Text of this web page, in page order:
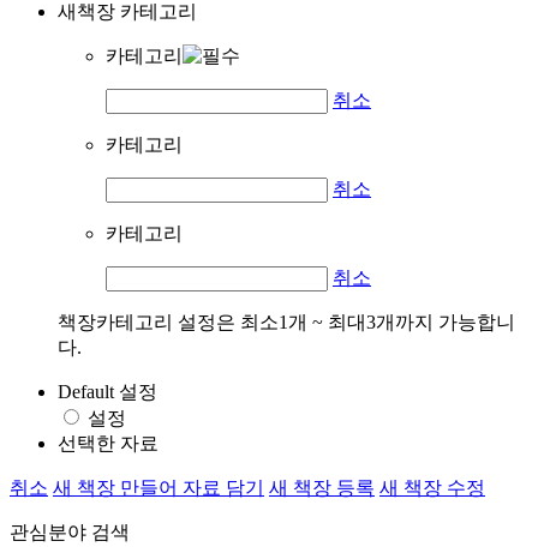
새책장 카테고리
카테고리
취소
카테고리
취소
카테고리
취소
책장카테고리 설정은 최소1개 ~ 최대3개까지 가능합니
다.
Default 설정
설정
선택한 자료
취소 새 책장 만들어 자료 담기 새 책장 등록 새 책장 수정
관심분야 검색